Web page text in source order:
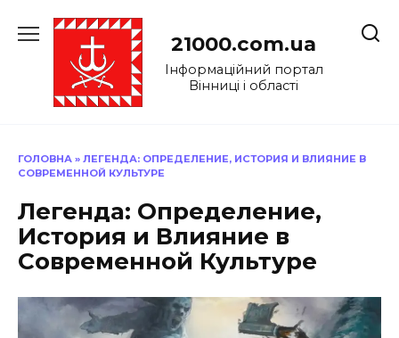
до
21000.com.ua
Інформаційний портал
Вінниці і області
ГОЛОВНА » ЛЕГЕНДА: ОПРЕДЕЛЕНИЕ, ИСТОРИЯ И ВЛИЯНИЕ В
СОВРЕМЕННОЙ КУЛЬТУРЕ
Легенда: Определение,
История и Влияние в
Современной Культуре